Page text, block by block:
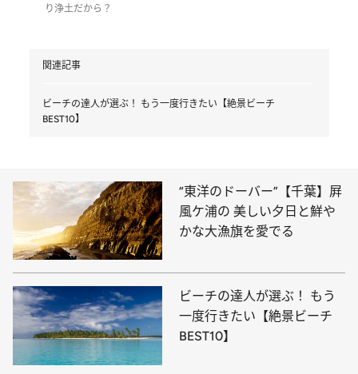
り浄土だから？
関連記事
ビーチの達人が選ぶ！ もう一度行きたい【絶景ビーチ
BEST10】
“東洋のドーバー”【千葉】屛
風ケ浦の 美しい夕日と鮮や
かな大漁旗を愛でる
ビーチの達人が選ぶ！ もう
一度行きたい【絶景ビーチ
BEST10】